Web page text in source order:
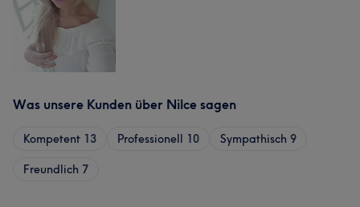
Was unsere Kunden über Nilce sagen
Kompetent 13 Professionell 10 Sympathisch 9
Freundlich 7